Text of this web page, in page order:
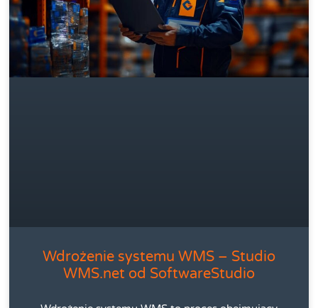
Wdrożenie systemu WMS – Studio
WMS.net od SoftwareStudio